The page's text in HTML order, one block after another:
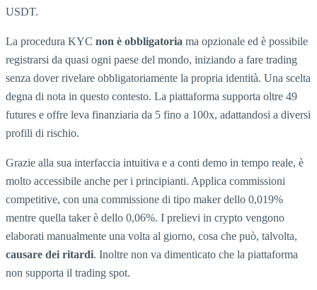
USDT.
La procedura KYC non è obbligatoria ma opzionale ed è possibile
registrarsi da quasi ogni paese del mondo, iniziando a fare trading
senza dover rivelare obbligatoriamente la propria identità. Una scelta
degna di nota in questo contesto. La piattaforma supporta oltre 49
futures e offre leva finanziaria da 5 fino a 100x, adattandosi a diversi
profili di rischio.
Grazie alla sua interfaccia intuitiva e a conti demo in tempo reale, è
molto accessibile anche per i principianti. Applica commissioni
competitive, con una commissione di tipo maker dello 0,019%
mentre quella taker è dello 0,06%. I prelievi in crypto vengono
elaborati manualmente una volta al giorno, cosa che può, talvolta,
causare dei ritardi. Inoltre non va dimenticato che la piattaforma
non supporta il trading spot.